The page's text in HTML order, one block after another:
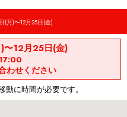
(月)〜12月25日(金)
12月25日(金)
わせください
に時間が必要です。